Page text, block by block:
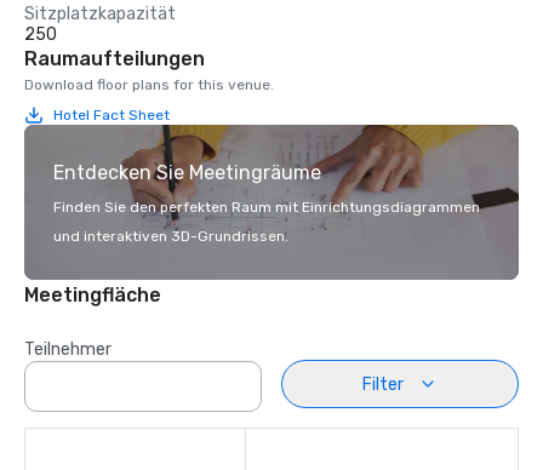
Sitzplatzkapazität
250
Raumaufteilungen
Download floor plans for this venue.
Hotel Fact Sheet
Entdecken Sie Meetingräume
Finden Sie den perfekten Raum mit Einrichtungsdiagrammen
und interaktiven 3D-Grundrissen.
Meetingfläche
Teilnehmer
Filter